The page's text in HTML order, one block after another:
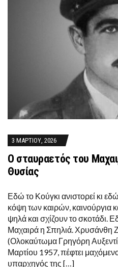
3 ΜΑΡΤΊΟΥ, 2026
Ο σταυραετός του
Θυσίας
Εδώ το Κούγκι ανιστορεί κι
κόψη των καιρών, καινούργια
ψηλά και σχίζουν το σκοτάδι.
Μαχαιρά η Σπηλιά. Χρυσάνθη
(Ολοκαύτωμα Γρηγόρη
Μαρτίου 1957, πέφτει
υπαρχηγός της […]